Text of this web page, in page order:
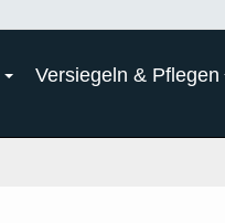
Versiegeln & Pflegen